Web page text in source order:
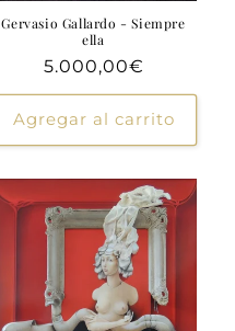
Gervasio Gallardo - Siempre
ella
Precio
habitual
5.000,00€
Agregar al carrito